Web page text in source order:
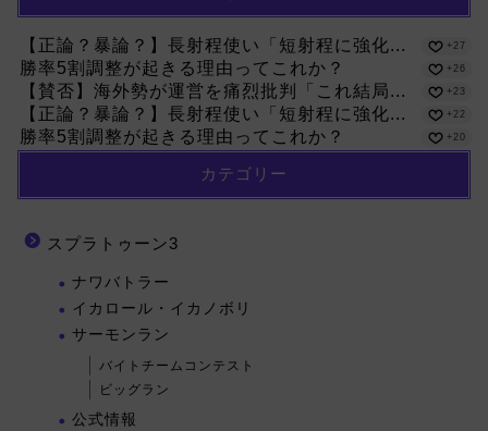
【正論？暴論？】長射程使い「短射程に強化... +27
勝率5割調整が起きる理由ってこれか？ +26
【賛否】海外勢が運営を痛烈批判「これ結局... +23
【正論？暴論？】長射程使い「短射程に強化... +22
勝率5割調整が起きる理由ってこれか？ +20
カテゴリー
スプラトゥーン3
ナワバトラー
イカロール・イカノボリ
サーモンラン
バイトチームコンテスト
ビッグラン
公式情報